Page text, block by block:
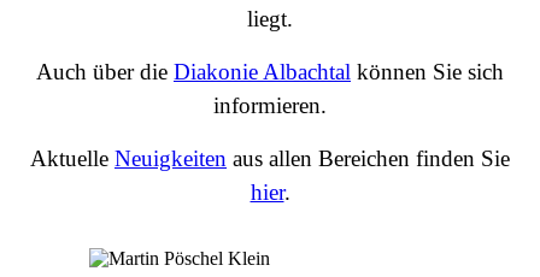
liegt.
Auch über die Diakonie Albachtal können Sie sich
informieren.
Aktuelle Neuigkeiten aus allen Bereichen finden Sie
hier.